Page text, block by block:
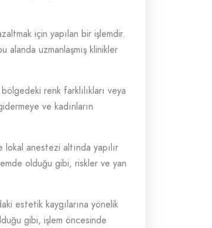
için yapılan bir işlemdir.
alanda uzmanlaşmış klinikler
renk farklılıkları veya
ve kadınların
anestezi altında yapılır
olduğu gibi, riskler ve yan
estetik kaygılarına yönelik
gibi, işlem öncesinde